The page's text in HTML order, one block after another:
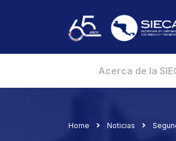
Acerca de la
Home Noticias